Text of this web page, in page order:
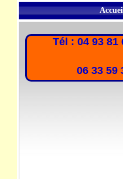
Tél : 04 93 81
06 33 59